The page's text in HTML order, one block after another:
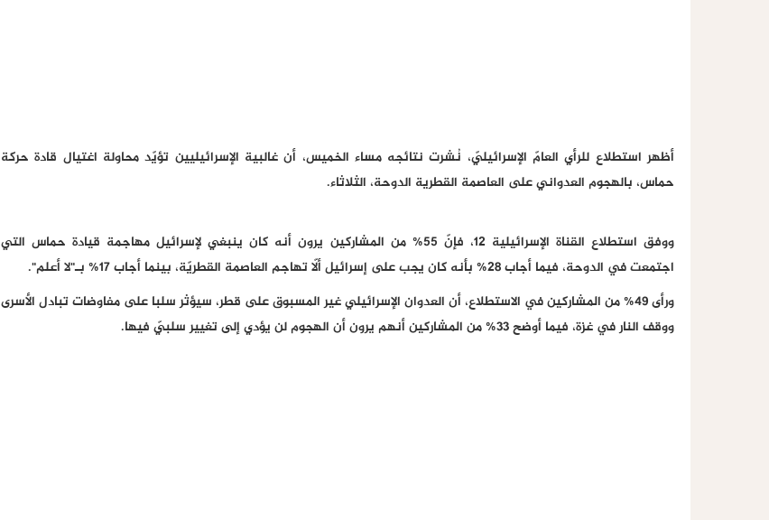
أظهر استطلاع للرأي العامّ الإسرائيليّ، نُشرت نتائجه مساء الخميس، أن غالبية الإسرائيليين تؤيّد محاولة اغتيال قادة حركة
حماس، بالهجوم العدواني على العاصمة القطرية الدوحة، الثلاثاء.
ووفق استطلاع القناة الإسرائيلية 12، فإنّ 55% من المشاركين يرون أنه كان ينبغي لإسرائيل مهاجمة قيادة حماس التي
اجتمعت في الدوحة، فيما أجاب 28% بأنه كان يجب على إسرائيل ألّا تهاجم العاصمة القطريّة، بينما أجاب 17% بـ"لا أعلم".
ورأى 49% من المشاركين في الاستطلاع، أن العدوان الإسرائيلي غير المسبوق على قطر، سيؤثر سلبا على مفاوضات تبادل الأسرى
ووقف النار في غزة، فيما أوضح 33% من المشاركين أنهم يرون أن الهجوم لن يؤدي إلى تغيير سلبيّ فيها.